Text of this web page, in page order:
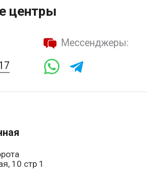
центры
Мессенджеры:
10 стр 1